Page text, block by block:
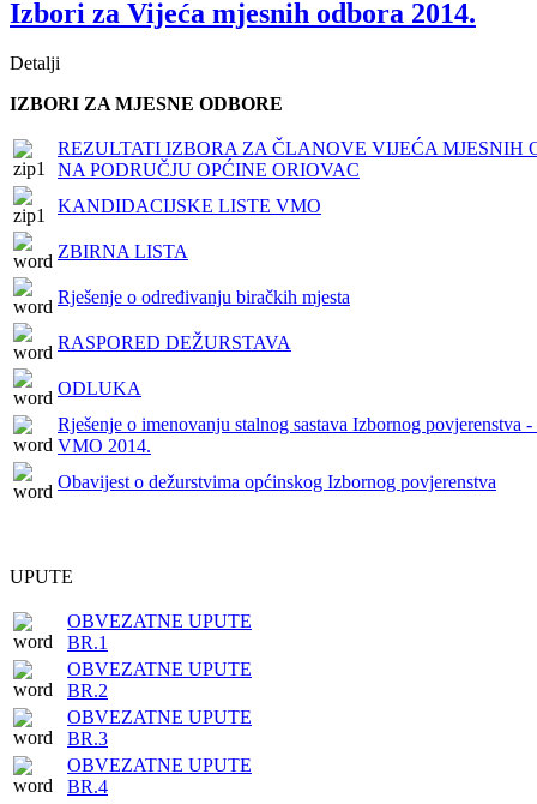
Izbori za Vijeća mjesnih odbora 2014.
Detalji
IZBORI ZA MJESNE ODBORE
REZULTATI IZBORA ZA ČLANOVE VIJEĆA MJESNIH
NA PODRUČJU OPĆINE ORIOVAC
KANDIDACIJSKE LISTE VMO
ZBIRNA LISTA
Rješenje o određivanju biračkih mjesta
RASPORED DEŽURSTAVA
ODLUKA
Rješenje o imenovanju stalnog sastava Izbornog povjerenstva
VMO 2014.
Obavijest o dežurstvima općinskog Izbornog povjerenstva
UPUTE
OBVEZATNE UPUTE
BR.1
OBVEZATNE UPUTE
BR.2
OBVEZATNE UPUTE
BR.3
OBVEZATNE UPUTE
BR.4